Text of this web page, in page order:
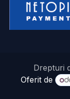
Drepturi
Oferit de